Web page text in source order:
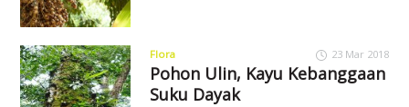
Flora 23 Mar 2018
Pohon Ulin, Kayu Kebanggaan
Suku Dayak